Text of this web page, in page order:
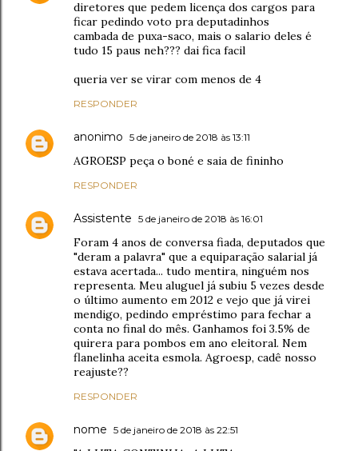
diretores que pedem licença dos cargos para
ficar pedindo voto pra deputadinhos
cambada de puxa-saco, mais o salario deles é
tudo 15 paus neh??? dai fica facil
queria ver se virar com menos de 4
RESPONDER
anonimo 5 de janeiro de 2018 às 13:11
AGROESP peça o boné e saia de fininho
RESPONDER
Assistente 5 de janeiro de 2018 às 16:01
Foram 4 anos de conversa fiada, deputados que
"deram a palavra" que a equiparação salarial já
estava acertada... tudo mentira, ninguém nos
representa. Meu aluguel já subiu 5 vezes desde
o último aumento em 2012 e vejo que já virei
mendigo, pedindo empréstimo para fechar a
conta no final do mês. Ganhamos foi 3.5% de
quirera para pombos em ano eleitoral. Nem
flanelinha aceita esmola. Agroesp, cadê nosso
reajuste??
RESPONDER
nome 5 de janeiro de 2018 às 22:51